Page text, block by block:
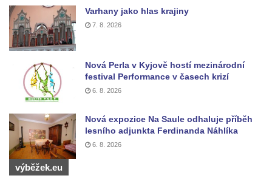
Pamětní deska Miroslava Švice na domě
čp. 43 v Lužci nad Vltavou
Pomník obětem 2. světové války v ulici 1.
Pomník obětem válek v ulici 1. máje v Lužci
nad Vltavou
Vojkovic
Pomník obětem válek před hřbitovem v
Hostíně u Vojkovic
Kenotaf Václava Floriána na hřbitově v
Varhany jako hlas krajiny
7. 8. 2026
Nová Perla v Kyjově hostí mezinárodní
festival Performance v časech krizí
6. 8. 2026
Nová expozice Na Saule odhaluje příběh
lesního adjunkta Ferdinanda Náhlíka
6. 8. 2026
výběžek.eu